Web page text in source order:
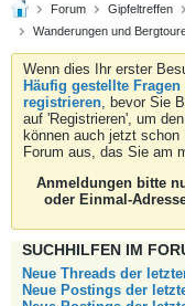
Forum Gipfeltreffen
Wanderungen und
Wenn dies Ihr erster
Häufig gestellte Fragen
registrieren, bevor Sie
auf 'Registrieren', um
können auch jetzt
Forum aus, das Sie am
Anmeldungen bitte
oder Einmal-
SUCHHILFEN IM
Neue Threads der
Neue Postings der